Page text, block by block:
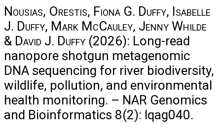
Nousias, Orestis, Fiona G. Duffy, Isabelle
J. Duffy, Mark McCauley, Jenny Whilde
& David J. Duffy (2026): Long-read
nanopore shotgun metagenomic
DNA sequencing for river biodiversity,
wildlife, pollution, and environmental
health monitoring. – NAR Genomics
and Bioinformatics 8(2): lqag040.